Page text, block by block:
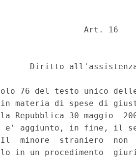
Art. 16
Diritto
76 del testo unico
in materia di spese di
Repubblica 30 maggio
e' aggiunto, in fine, il
minore  straniero  non
in un procedimento